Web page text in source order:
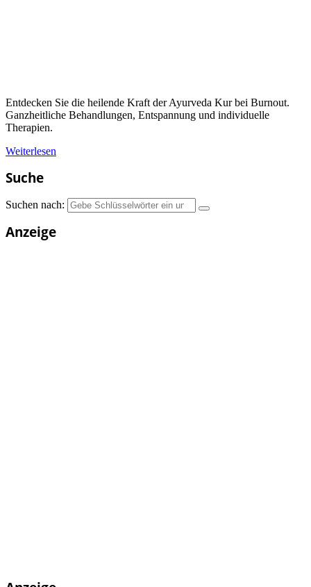
Entdecken Sie die heilende Kraft der Ayurveda Kur bei Burnout.
Ganzheitliche Behandlungen, Entspannung und individuelle
Therapien.
Weiterlesen
Suche
Suchen nach:
Anzeige